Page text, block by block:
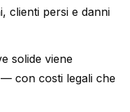
clienti persi e danni
solide viene
— con costi legali che